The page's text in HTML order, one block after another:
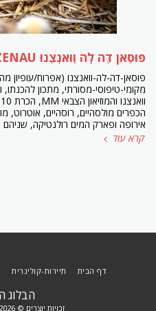
פּוּסַאן דֶה לָה וַואנְצֶנוּ POUSSIN DE LA WANTZENAU
פוסאן-דה-לה-וואנצנו (אפרוח/עופיון
מקומי-טיפוסי-מסורתי, מתכון להכנתו,
הכפרים מולסהיים, רוסהיים, אוטרוט,
אירופה ופארק המים רולנטיקה,
קרא עוד
הבלוג
זכויות יוצרים © 2026 כל הזכויות שמורות
דף הבית תיירות-קולינרית